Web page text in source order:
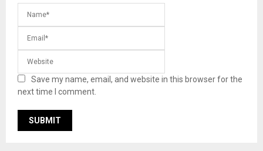
Save my name, email, and website in this browser for the
next time I comment.